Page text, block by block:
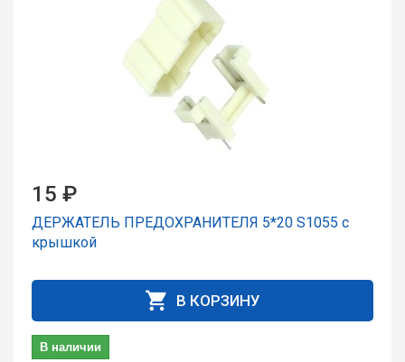
15 ₽
ДЕРЖАТЕЛЬ ПРЕДОХРАНИТЕЛЯ 5*20 S1055 с
крышкой
В КОРЗИНУ
В наличии